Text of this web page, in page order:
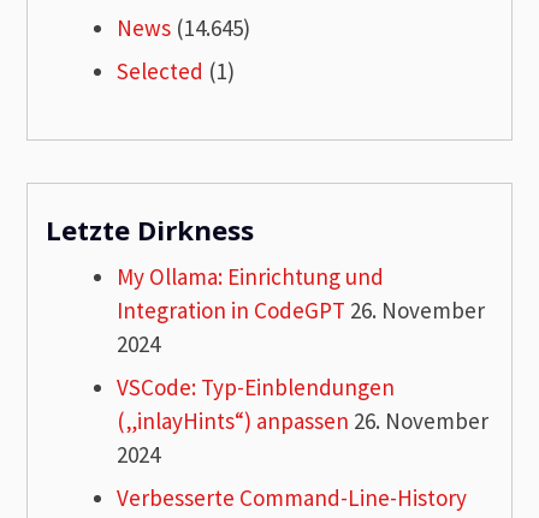
News (14.645)
Selected (1)
Letzte Dirkness
My Ollama: Einrichtung und
Integration in CodeGPT 26. November
2024
VSCode: Typ-Einblendungen
(„inlayHints“) anpassen 26. November
2024
Verbesserte Command-Line-History